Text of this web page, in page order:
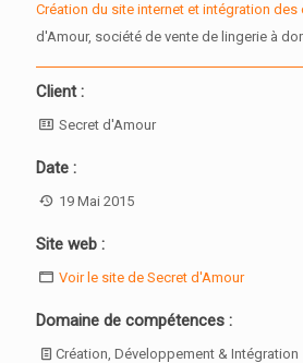
Création du site internet et intégration des
d'Amour, société de vente de lingerie à
Client :
Secret d'Amour
Date :
19 Mai 2015
Site web :
Voir le site de Secret d'Amour
Domaine de compétences :
Création, Développement & Intégration